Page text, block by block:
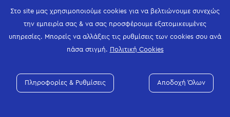
Στο site μας χρησιμοποιούμε cookies για να βελτιώνουμε συνεχώς
την εμπειρία σας & να σας προσφέρουμε εξατομικευμένες
υπηρεσίες. Μπορείς να αλλάξεις τις ρυθμίσεις των cookies σου ανά
πάσα στιγμή. Πολιτική Cookies
Πληροφορίες & Ρυθμίσεις Αποδοχή Όλων